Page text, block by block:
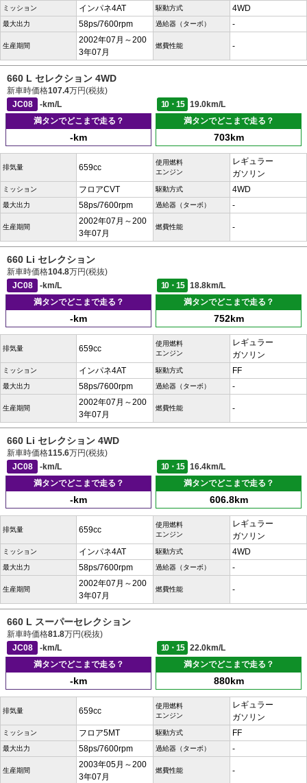
ミッション インパネ4AT 駆動方式 4WD
最大出力 58ps/7600rpm 過給器（ターボ） -
生産期間
2002年07月～200
3年07月
燃費性能 -
660 L セレクション 4WD
新車時価格107.4万円(税抜)
JC08
-km/L 10・15
19.0km/L
満タンでどこまで走る？
-km
満タンでどこまで走る？
703km
排気量 659cc
使用燃料
エンジン
レギュラー
ガソリン
ミッション フロアCVT 駆動方式 4WD
最大出力 58ps/7600rpm 過給器（ターボ） -
生産期間
2002年07月～200
3年07月
燃費性能 -
660 Li セレクション
新車時価格104.8万円(税抜)
JC08
-km/L 10・15
18.8km/L
満タンでどこまで走る？
-km
満タンでどこまで走る？
752km
排気量 659cc
使用燃料
エンジン
レギュラー
ガソリン
ミッション インパネ4AT 駆動方式 FF
最大出力 58ps/7600rpm 過給器（ターボ） -
生産期間
2002年07月～200
3年07月
燃費性能 -
660 Li セレクション 4WD
新車時価格115.6万円(税抜)
JC08
-km/L 10・15
16.4km/L
満タンでどこまで走る？
-km
満タンでどこまで走る？
606.8km
排気量 659cc
使用燃料
エンジン
レギュラー
ガソリン
ミッション インパネ4AT 駆動方式 4WD
最大出力 58ps/7600rpm 過給器（ターボ） -
生産期間
2002年07月～200
3年07月
燃費性能 -
660 L スーパーセレクション
新車時価格81.8万円(税抜)
JC08
-km/L 10・15
22.0km/L
満タンでどこまで走る？
-km
満タンでどこまで走る？
880km
排気量 659cc
使用燃料
エンジン
レギュラー
ガソリン
ミッション フロア5MT 駆動方式 FF
最大出力 58ps/7600rpm 過給器（ターボ） -
生産期間
2003年05月～200
3年07月
燃費性能 -